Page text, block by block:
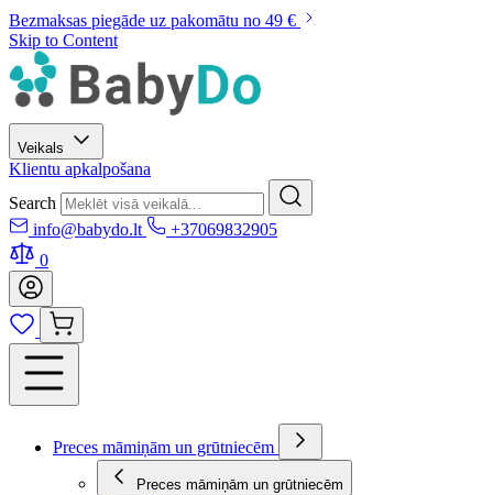
Bezmaksas piegāde uz pakomātu no 49 €
Skip to Content
Veikals
Klientu apkalpošana
Search
info@babydo.lt
+37069832905
0
Preces māmiņām un grūtniecēm
Preces māmiņām un grūtniecēm